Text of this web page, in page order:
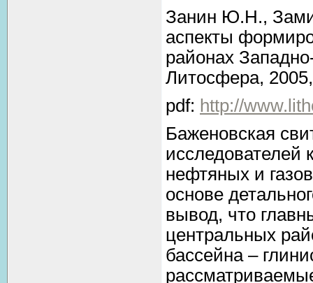
Занин Ю.Н.,
аспекты
районах
Литосфера,
pdf: http://
Баженовская
исследователей
нефтяных и
основе
вывод, что
центральных
бассейна –